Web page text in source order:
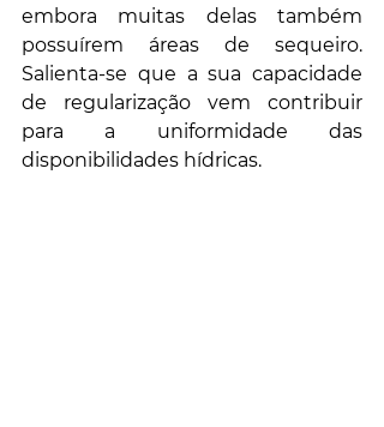
embora muitas delas também
possuírem áreas de sequeiro.
Salienta-se que a sua capacidade
de regularização vem contribuir
para a uniformidade das
disponibilidades hídricas.